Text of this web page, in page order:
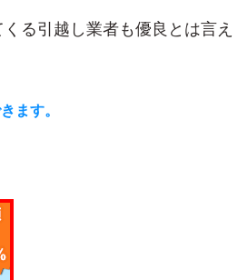
る引越し業者も優良とは言え
ます。